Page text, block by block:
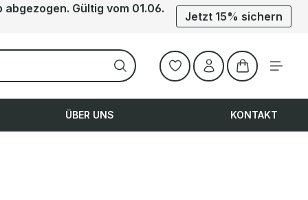
Gültig vom 01.06.
Jetzt 15% sichern
Warenkorb
ÜBER UNS KONTAKT